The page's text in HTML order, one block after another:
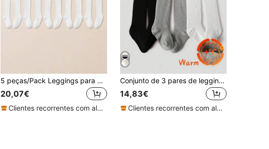
5 peças/Pack Leggings para Rapariga Estilo Primavera/Outono para Bebé
20,07€
Clientes recorrentes com alta taxa de retorno
Conjunto de 3 pares de leggings térmicas infantis/para meninas, em cores sólidas, com listras verticais simples, quentes e confortáveis, ideais para uso diário no outono/inverno e para férias. Cores e modelos aleatórios.
14,83€
Clientes recorrentes com alta taxa de retorno